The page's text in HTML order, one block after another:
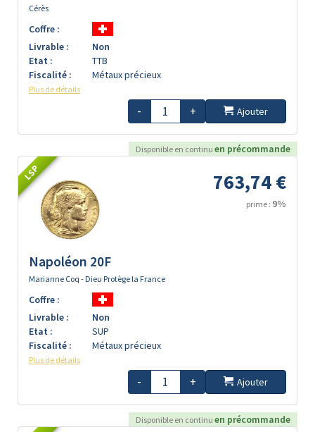
Cérès
Coffre :
Livrable :
Non
Etat :
TTB
Fiscalité :
Métaux précieux
Plus de détails
- + Ajouter
Disponible en continu en précommande
LSP 763,74 €
prime : 9%
Napoléon 20F
Marianne Coq - Dieu Protège la France
Coffre :
Livrable :
Non
Etat :
SUP
Fiscalité :
Métaux précieux
Plus de détails
- + Ajouter
Disponible en continu en précommande